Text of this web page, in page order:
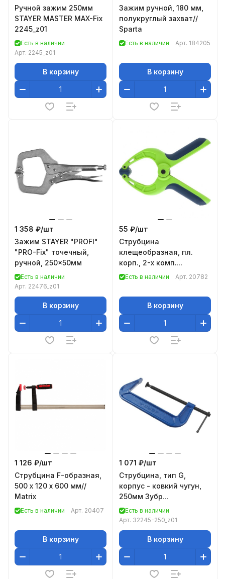
Ручной зажим 250мм
STAYER MASTER MAX-Fix
2245_z01
Есть в наличии
Арт. 2245_z01
В корзину
Зажим ручной, 180 мм,
полукруглый захват//
Sparta
Есть в наличии Арт. 184205
В корзину
1 358 ₽/шт
Зажим STAYER "PROFI"
"PRO-Fix" точечный,
ручной, 250x50мм
Есть в наличии
Арт. 22476_z01
В корзину
55 ₽/шт
Струбцина
клещеобразная, пл.
корп., 2-х комп.
рукоятки, усиленная
Есть в наличии Арт. 20782
В корзину
1 126 ₽/шт
Струбцина F-образная,
500 х 120 х 600 мм//
Matrix
Есть в наличии Арт. 20407
В корзину
1 071 ₽/шт
Струбцина, тип G,
корпус - ковкий чугун,
250мм Зубр
ПРОФЕССИОНАЛ 32245-
250_z01
Есть в наличии
Арт. 32245-250_z01
В корзину